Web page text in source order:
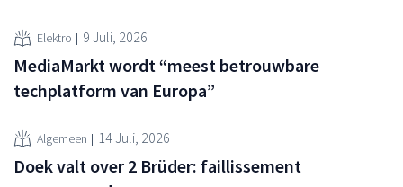
Elektro 9 Juli, 2026
MediaMarkt wordt “meest betrouwbare
techplatform van Europa”
Algemeen 14 Juli, 2026
Doek valt over 2 Brüder: faillissement